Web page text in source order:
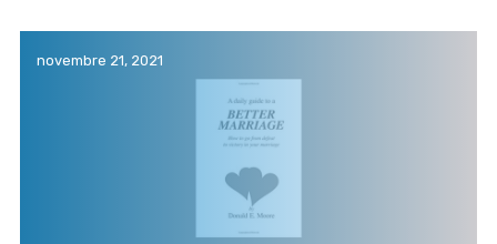
novembre 21, 2021